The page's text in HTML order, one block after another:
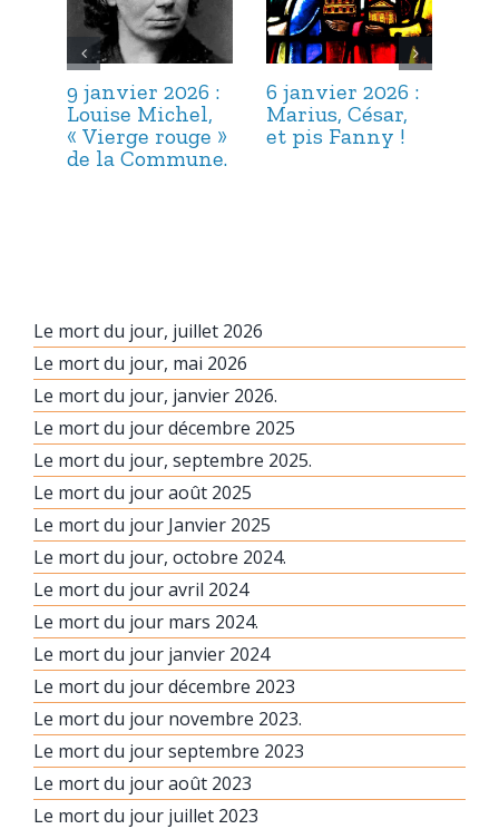
9 janvier 2026 :
Louise Michel,
« Vierge rouge »
de la Commune.
6 janvier 2026 :
Marius, César,
et pis Fanny !
Le mort du jour, juillet 2026
Le mort du jour, mai 2026
Le mort du jour, janvier 2026.
Le mort du jour décembre 2025
Le mort du jour, septembre 2025.
Le mort du jour août 2025
Le mort du jour Janvier 2025
Le mort du jour, octobre 2024.
Le mort du jour avril 2024
Le mort du jour mars 2024.
Le mort du jour janvier 2024
Le mort du jour décembre 2023
Le mort du jour novembre 2023.
Le mort du jour septembre 2023
Le mort du jour août 2023
Le mort du jour juillet 2023